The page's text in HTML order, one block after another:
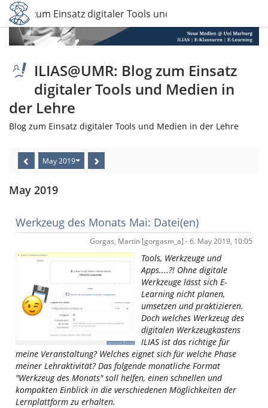
Blog zum Einsatz digitaler Tools und Medien in der Lehre
ILIAS@UMR: Blog zum Einsatz
digitaler Tools und Medien in
der Lehre
Blog zum Einsatz digitaler Tools und Medien in der Lehre
May 2019
May 2019
Werkzeug des Monats Mai: Datei(en)
Gorgas, Martin [gorgasm_a] - 6. May 2019, 10:05
Tools, Werkzeuge und
Apps....?! Ohne digitale
Werkzeuge lässt sich E-
Learning nicht planen,
umsetzen und praktizieren.
Doch welches Werkzeug des
digitalen Werkzeugkastens
ILIAS ist das richtige für
meine Veranstaltung? Welches eignet sich für welche Phase
meiner Lehraktivität? Das folgende monatliche Format
"Werkzeug des Monats" soll helfen, einen schnellen und
kompakten Einblick in die verschiedenen Möglichkeiten der
Lernplattform zu erhalten.